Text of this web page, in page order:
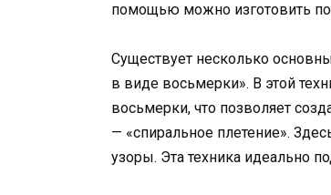
помощью можно изготовить
Существует несколько
в виде восьмерки». В этой
восьмерки, что позволяет
— «спиральное плетение».
узоры. Эта техника идеально